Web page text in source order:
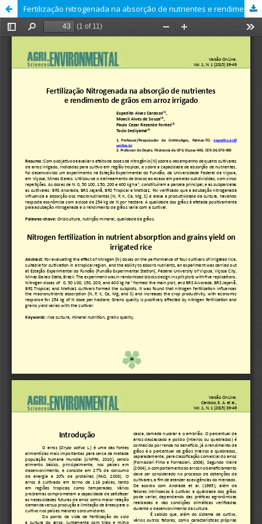
Fertilização nitrogenada na absorção de nutrientes e rendimento de grãos em arroz irrigado